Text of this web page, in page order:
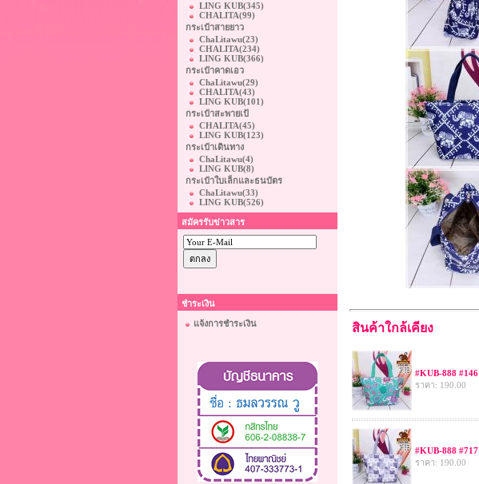
LING KUB(345)
CHALITA(99)
กระเป๋าสายยาว
ChaLitawu(23)
CHALITA(234)
LING KUB(366)
กระเป๋าคาดเอว
ChaLitawu(29)
CHALITA(43)
LING KUB(101)
กระเป๋าสะพายเป้
CHALITA(45)
LING KUB(123)
กระเป๋าเดินทาง
ChaLitawu(4)
LING KUB(8)
กระเป๋าใบเล็กและธนบัตร
ChaLitawu(33)
LING KUB(526)
สมัครรับข่าวสาร
ชำระเงิน
แจ้งการชำระเงิน สินค้าใกล้เคียง
#KUB-888 #146
ราคา: 190.00
#KUB-888 #717
ราคา: 190.00